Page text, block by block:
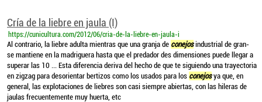
Cría de la liebre en jaula (I)
https://cunicultura.com/2012/06/cria-de-la-liebre-en-jaula-i
Al contrario, la liebre adulta mientras que una granja de conejosindustrial de gran-
se mantiene en la madriguera hasta que el predador des dimensiones puede llegar a
superar las 10 ... Esta diferencia deriva del hecho de que te siguiendo una trayectoria
en zigzag para desorientar bertizos como los usados para los conejosya que, en
general, las explotaciones de liebres son casi siempre abiertas, con las hileras de
jaulas frecuentemente muy huerta, etc